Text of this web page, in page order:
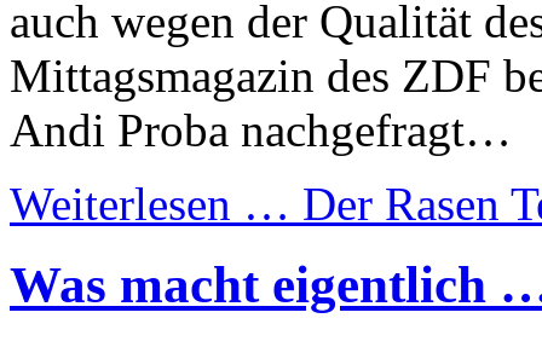
auch wegen der Qualität
Mittagsmagazin des ZDF
Andi Proba nachgefragt…
Weiterlesen … Der Rasen
Was macht eigentlich